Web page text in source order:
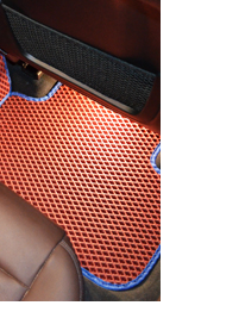
данных,
67